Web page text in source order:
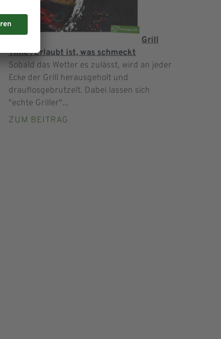
Grill
Time : Erlaubt ist, was schmeckt
Sobald das Wetter es zulässt, wird an jeder
Ecke der Grill herausgeholt und
drauflosgebrutzelt. Dabei lassen sich
"echte Griller"...
ZUM BEITRAG